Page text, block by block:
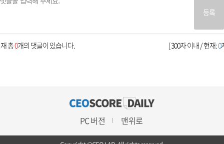
등록
[ 300자 이내 / 현재:0
총0개의 댓글이 있습니다.
PC 버전 맨위로